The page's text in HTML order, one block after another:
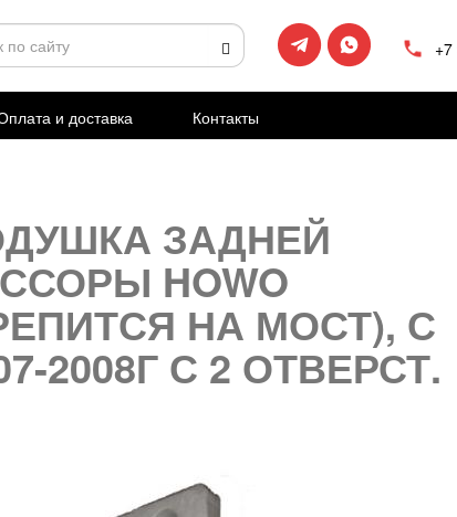
и доставка Контакты
ЗАДНЕЙ
HOWO
НА МОСТ), С
2008Г С 2 ОТВЕРСТ.